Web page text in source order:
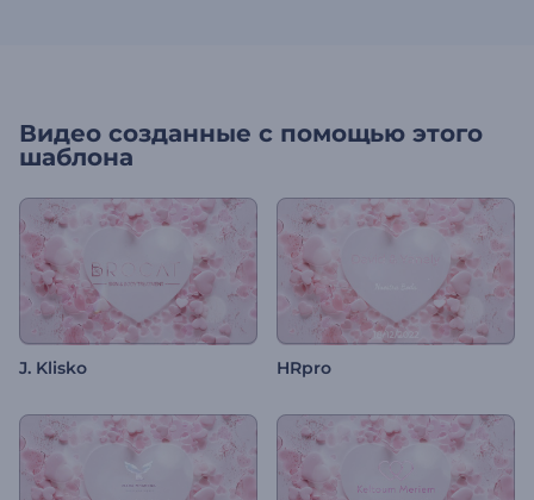
Видео созданные с помощью этого
шаблона
J. Klisko HRpro